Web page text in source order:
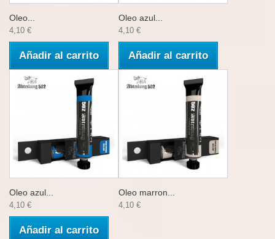
Oleo...
4,10 €
Añadir al carrito
Oleo azul...
4,10 €
Añadir al carrito
Oleo azul...
4,10 €
Añadir al carrito
Oleo marron...
4,10 €